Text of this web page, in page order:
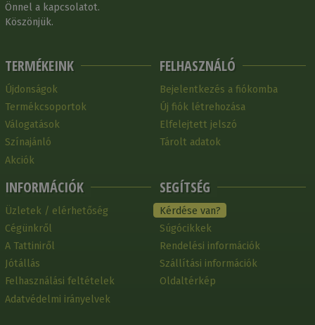
Önnel a kapcsolatot.
Köszönjük.
TERMÉKEINK
Újdonságok
Termékcsoportok
Válogatások
Színajánló
Akciók
INFORMÁCIÓK
Üzletek / elérhetőség
Cégünkről
A Tattiniről
Jótállás
Felhasználási feltételek
Adatvédelmi irányelvek
FELHASZNÁLÓ
Bejelentkezés a fiókomba
Új fiók létrehozása
Elfelejtett jelszó
Tárolt adatok
SEGÍTSÉG
Kérdése van?
Súgócikkek
Rendelési információk
Szállítási információk
Oldaltérkép